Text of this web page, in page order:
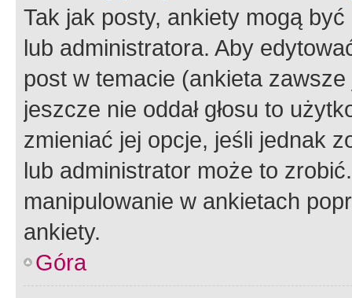
Tak jak posty, ankiety mogą
lub administratora. Aby
post w temacie (ankieta
jeszcze nie oddał głosu to
zmieniać jej opcje, jeśli jednak
lub administrator może to
manipulowanie w ankietach
ankiety.
Góra